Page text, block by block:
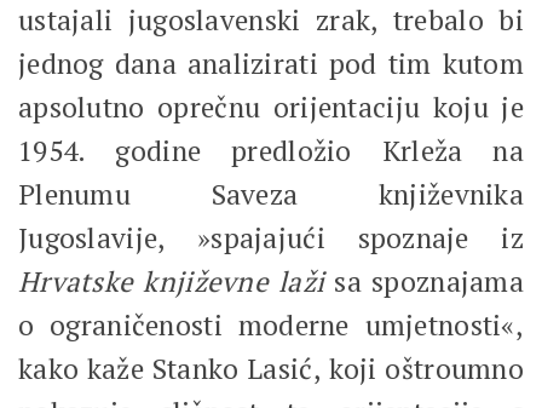
ustajali jugoslavenski zrak, trebalo bi
jednog dana analizirati pod tim kutom
apsolutno oprečnu orijentaciju koju je
1954. godine predložio Krleža na
Plenumu Saveza književnika
Jugoslavije, »spajajući spoznaje iz
Hrvatske književne laži sa spoznajama
o ograničenosti moderne umjetnosti«,
kako kaže Stanko Lasić, koji oštroumno